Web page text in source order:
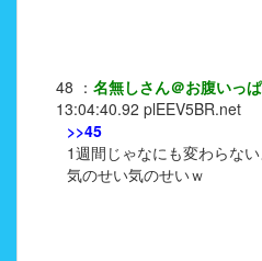
48 ： 名無しさん＠お腹いっぱ
13:04:40.92 plEEV5BR.net
>>45
1週間じゃなにも変わらな
気のせい気のせいｗ